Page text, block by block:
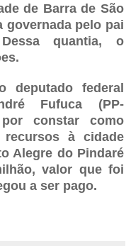
de Barra de São
governada pelo pai
quantia, o
deputado federal
Fufuca (PP-
constar como
à cidade
Alegre do Pindaré
valor que foi
a ser pago.